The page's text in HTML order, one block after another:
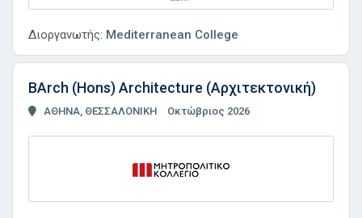
Διοργανωτής: Mediterranean College
BArch (Hons) Architecture (Αρχιτεκτονική)
ΑΘΗΝΑ, ΘΕΣΣΑΛΟΝΙΚΗ Οκτώβριος 2026